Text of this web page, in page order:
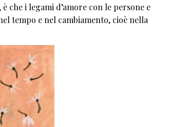
che i legami d’amore con le persone e
tempo e nel cambiamento, cioè nella